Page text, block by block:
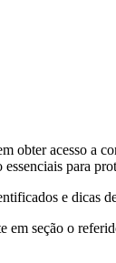
obter acesso a
para
e dicas
em seção o